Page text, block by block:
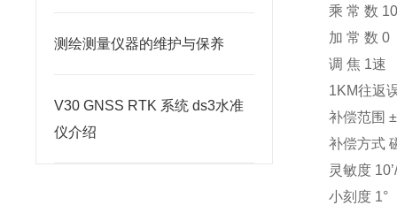
测绘测量仪器的维护与保养
V30 GNSS RTK 系统 ds3水准
仪介绍
乘 常 数
加 常 数 0
调 焦 1速
1KM往返
补偿范围
补偿方式
灵敏度
小刻度 1°